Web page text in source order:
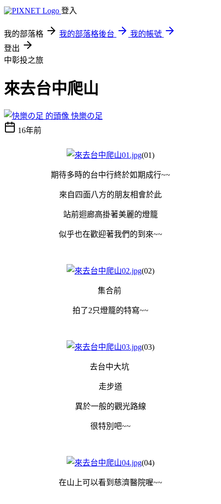
登入
我的部落格 我的部落格後台
我的帳號
登出
中彰投之旅
來去台中爬山
快樂の足
16年前
(01)
期待多時的台中行終於如期成行~~
來自四面八方的朋友相會於此
站前迴廊高掛著美麗的燈籠
似乎也在歡迎著我們的到來~~
(02)
集合前
拍了2只燈籠的特寫~~
(03)
去台中大坑
走步道
異於一般的觀光路線
很特別吧~~
(04)
在山上可以看到慈濟醫院喔~~